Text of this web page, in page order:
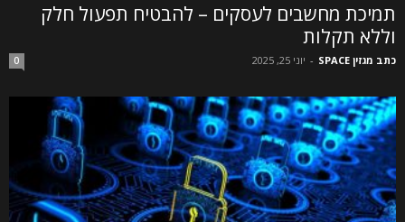
תמיכת מחשבים לעסקים – להבטיח תפעול חלק
וללא תקלות
כתב מגזין SPACE - יוני 25, 2025 0